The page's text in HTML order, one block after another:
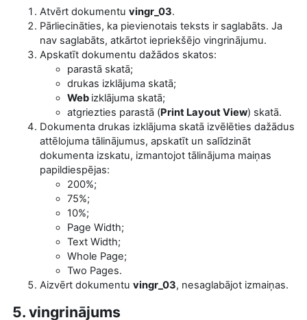
Atvērt dokumentu vingr_03.
Pārliecināties, ka pievienotais teksts ir saglabāts. Ja
nav saglabāts, atkārtot iepriekšējo vingrinājumu.
Apskatīt dokumentu dažādos skatos:
parastā skatā;
drukas izklājuma skatā;
Web izklājuma skatā;
atgriezties parastā (Print Layout View) skatā.
Dokumenta drukas izklājuma skatā izvēlēties dažādus
attēlojuma tālinājumus, apskatīt un salīdzināt
dokumenta izskatu, izmantojot tālinājuma maiņas
papildiespējas:
200%;
75%;
10%;
Page Width;
Text Width;
Whole Page;
Two Pages.
Aizvērt dokumentu vingr_03, nesaglabājot izmaiņas.
5. vingrinājums